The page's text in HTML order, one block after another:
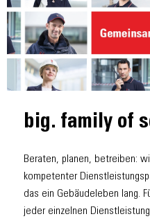
big. family of
Beraten, planen, betreiben:
kompetenter
das ein Gebäudeleben lang.
jeder einzelnen